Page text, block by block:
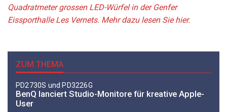
Quadratmeter grossen LED-Würfel in der Genfer
Eissporthalle Les Vernets. Mehr dazu lesen Sie hier.
ZUM THEMA
PD2730S und PD3226G
BenQ lanciert Studio-Monitore für kreative Apple-
User